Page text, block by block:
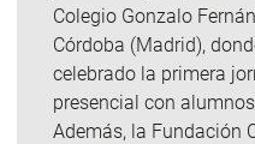
Colegio Gonzalo
Córdoba (Madrid),
celebrado la primera
presencial con
Además, la Fundación